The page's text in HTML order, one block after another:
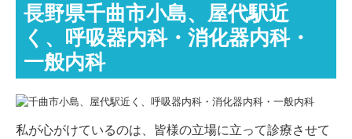
長野県千曲市小島、屋代駅近
く、呼吸器内科・消化器内科・
一般内科
私が心がけているのは、皆様の立場に立って診療させて